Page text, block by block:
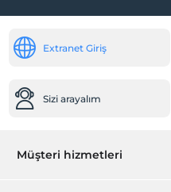
24 saat açık resepsiyon
Ulaşım
Transfer servisi (ücretli)
Extranet Giriş
Sizi arayalım
Müşteri hizmetleri